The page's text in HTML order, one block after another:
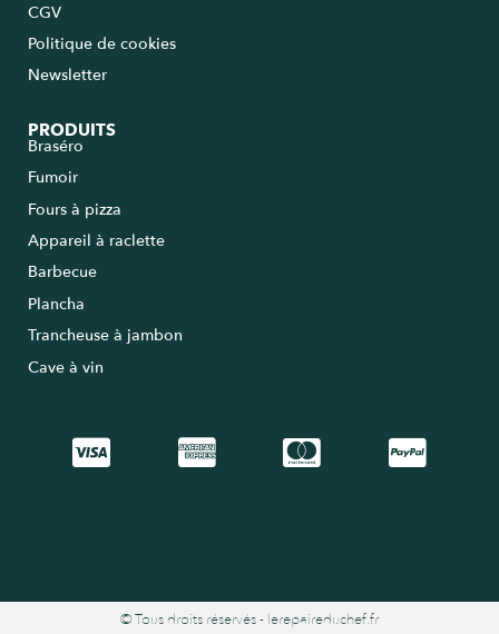
CGV
Politique de cookies
Newsletter
PRODUITS
Braséro
Fumoir
Fours à pizza
Appareil à raclette
Barbecue
Plancha
Trancheuse à jambon
Cave à vin
© Tous droits réservés - lerepaireduchef.fr